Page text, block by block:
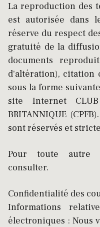
La reproduction des
est autorisée dans
réserve du respect
gratuité de la
documents
d'altération), citation
sous la forme
site Internet CLUB
BRITANNIQUE
sont réservés et
Pour toute autre
consulter.
Confidentialité des
Informations
électroniques : Nous